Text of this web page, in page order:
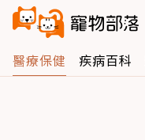
醫療保健 疾病百科